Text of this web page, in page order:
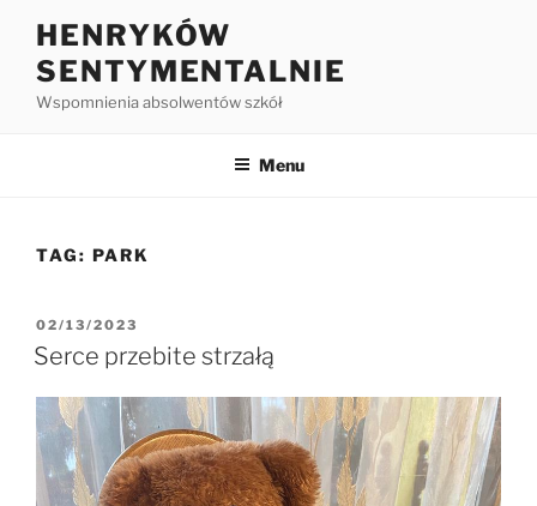
HENRYKÓW
SENTYMENTALNIE
Wspomnienia absolwentów szkół
Menu
TAG: PARK
02/13/2023
Serce przebite strzałą